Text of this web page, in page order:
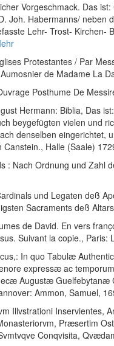
Vorgeschmack. Das
Joh. Habermanns/
Lehr- Trost-
Protestantes / Par
de Madame La
Posthume De
Hermann: Biblia, Das
beygefügten vielen und
denselben
Canstein., Halle (Saale)
: Nach Ordnung und
und Legaten deß
Sacraments deß Altars
de David. En vers
Suivant la copie., Paris:
In quo Tabulæ
expressæ ac
Augustæ
Ammon, Samuel,
Illvstrationi Inservientes,
Præsertim
Conqvisita,